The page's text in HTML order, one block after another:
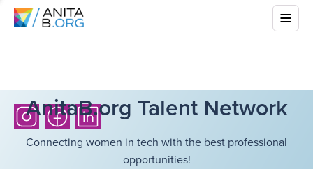
AnitaB.org Talent Network
Connecting women in tech with the best professional
opportunities!